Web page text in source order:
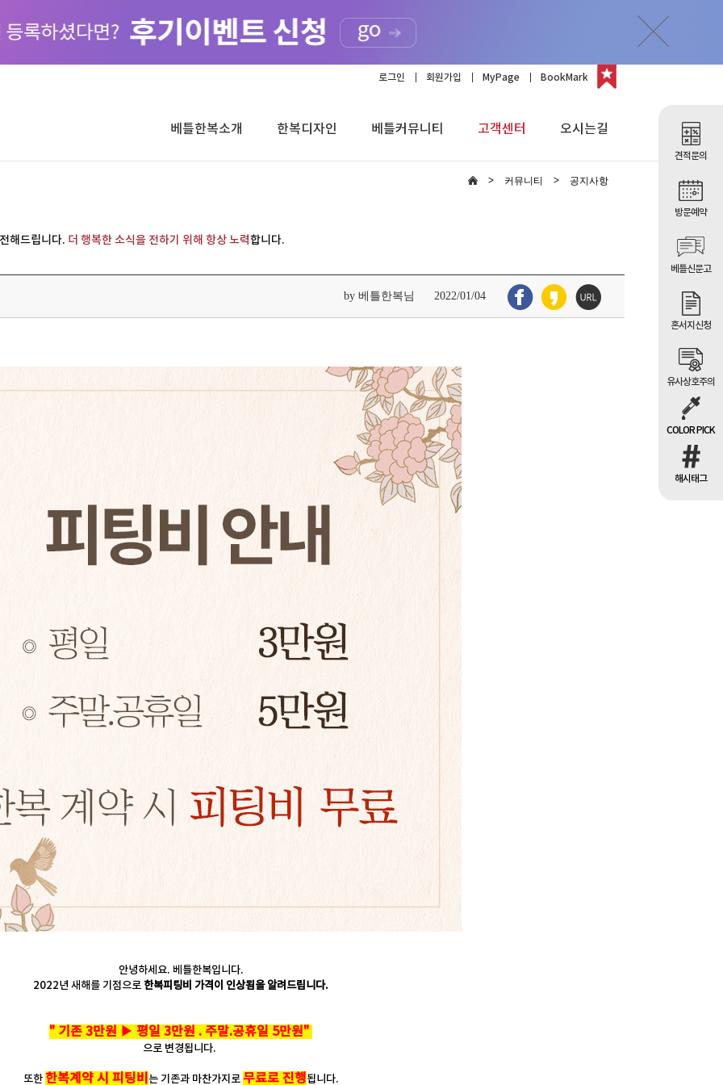
로그인 회원가입 MyPage BookMark
베틀한복소개 한복디자인 베틀커뮤니티 고객센터 오시는길
견적문의
방문예약
베틀신문고
혼서지신청
유사상호주의
COLOR PICK
해시태그
커뮤니티 공지사항
해드립니다. 더 행복한 소식을 전하기 위해 항상 노력합니다.
by 베틀한복님 2022/01/04
안녕하세요. 베틀한복입니다.
2022년 새해를 기점으로한복피팅비 가격이 인상됨을 알려드립니다.
" 기존 3만원 ▶ 평일 3만원 . 주말.공휴일 5만원"
으로 변경됩니다.
또한 한복계약 시 피팅비 는 기존과 마찬가지로무료로 진행됩니다.